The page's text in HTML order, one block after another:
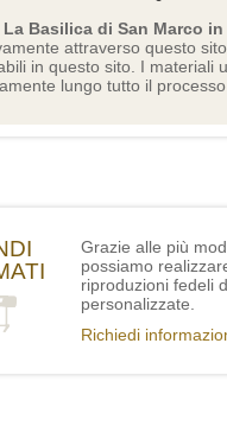
La Basilica di San Marco in
attraverso questo
in questo sito. I materiali
lungo tutto il processo
Grazie alle più
possiamo
riproduzioni fedeli
personalizzate.
Richiedi